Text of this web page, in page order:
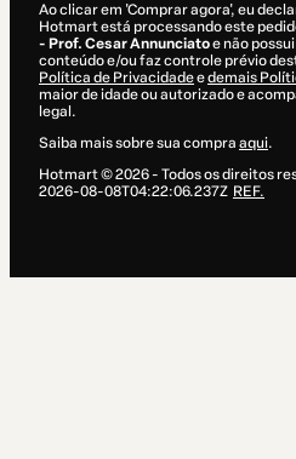
Ao clicar em 'Comprar agora', eu
Hotmart está processando este
- Prof. Cesar Annunciatoe não
conteúdo e/ou faz controle prévio
Política de Privacidadeedemais
maior de idade ou autorizado e
legal.
Saiba mais sobre sua compra aqui.
Hotmart ©2026- Todos os direitos
2026-08-08T04:22:06.237Z REF.